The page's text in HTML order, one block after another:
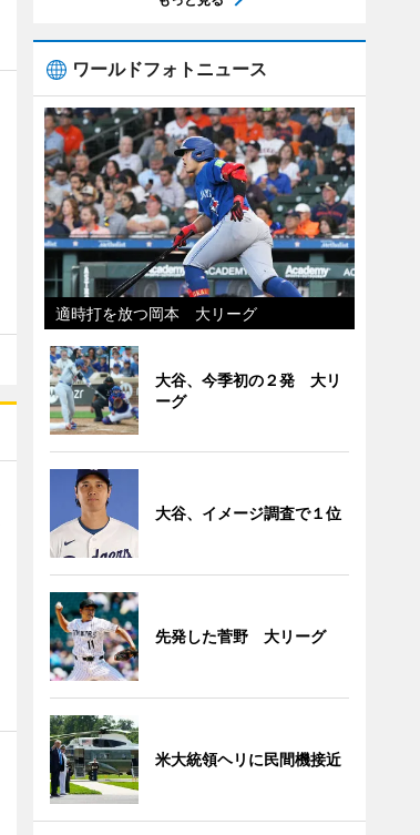
ワールドフォトニュース
適時打を放つ岡本 大リーグ
大谷、今季初の２発 大リ
ーグ
大谷、イメージ調査で１位
先発した菅野 大リーグ
米大統領ヘリに民間機接近